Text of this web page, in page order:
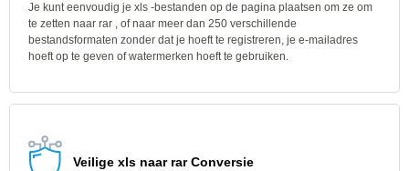
Je kunt eenvoudig je xls -bestanden op de pagina plaatsen om ze om
te zetten naar rar , of naar meer dan 250 verschillende
bestandsformaten zonder dat je hoeft te registreren, je e-mailadres
hoeft op te geven of watermerken hoeft te gebruiken.
Veilige xls naar rar Conversie